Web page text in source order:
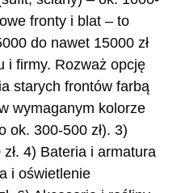
fronty i blat – to
do nawet 15000 zł
i firmy. Rozważ opcję
starych frontów farbą
wymaganym kolorze
ok. 300-500 zł). 3)
4) Bateria i armatura
i oświetlenie